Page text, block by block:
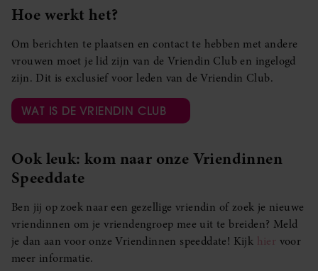
Hoe werkt het?
Om berichten te plaatsen en contact te hebben met andere
vrouwen moet je lid zijn van de Vriendin Club en ingelogd
zijn. Dit is exclusief voor leden van de Vriendin Club.
WAT IS DE VRIENDIN CLUB
Ook leuk: kom naar onze Vriendinnen
Speeddate
Ben jij op zoek naar een gezellige vriendin of zoek je nieuwe
vriendinnen om je vriendengroep mee uit te breiden? Meld
je dan aan voor onze Vriendinnen speeddate! Kijk hier voor
meer informatie.